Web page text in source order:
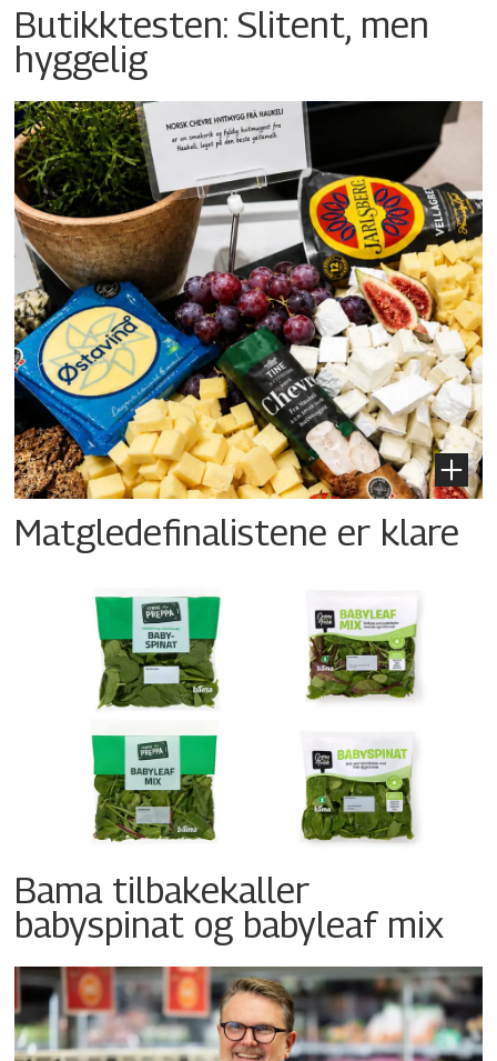
Butikktesten: Slitent, men
hyggelig
Matgledefinalistene er klare
Bama tilbakekaller
babyspinat og babyleaf mix